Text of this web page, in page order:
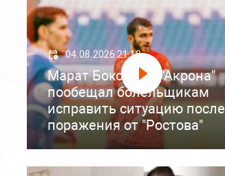
04.08.2026 21:18
Марат Бокоев из "Акрона"
пообещал болельщикам
исправить ситуацию после
поражения от "Ростова"